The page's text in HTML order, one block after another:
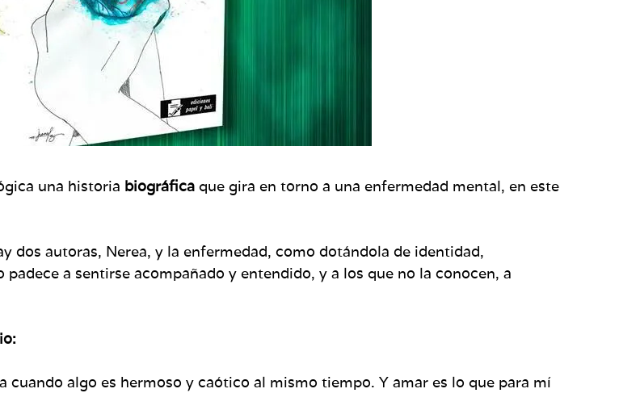
una historia biográfica que gira en torno a una enfermedad mental, en este
dos autoras, Nerea, y la enfermedad, como dotándola de identidad,
a sentirse acompañado y entendido, y a los que no la conocen, a
cuando algo es hermoso y caótico al mismo tiempo. Y amar es lo que para mí